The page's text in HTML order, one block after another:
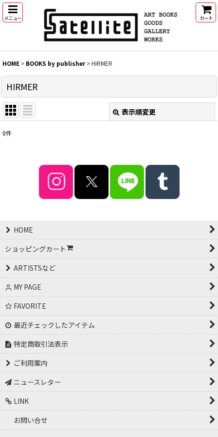
メニュー カート
HOME > BOOKS by publisher >HIRMER
HIRMER
表示順変更
絞り込む
0件
HOME
ショッピングカート
ARTISTSなど
MY PAGE
FAVORITE
最近チェックしたアイテム
特定商取引法表示
ご利用案内
ニュースレター
LINK
お問い合せ